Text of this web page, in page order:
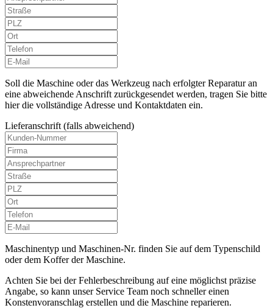
Soll die Maschine oder das Werkzeug nach erfolgter Reparatur an
eine abweichende Anschrift zurückgesendet werden, tragen Sie bitte
hier die vollständige Adresse und Kontaktdaten ein.
Lieferanschrift (falls abweichend)
Maschinentyp und Maschinen-Nr. finden Sie auf dem Typenschild
oder dem Koffer der Maschine.
Achten Sie bei der Fehlerbeschreibung auf eine möglichst präzise
Angabe, so kann unser Service Team noch schneller einen
Konstenvoranschlag erstellen und die Maschine reparieren.